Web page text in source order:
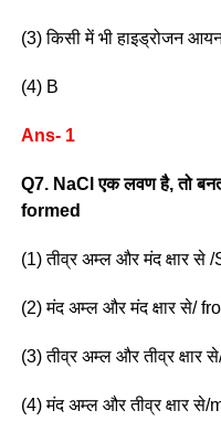
(3) किसी में भी हाइड्रोजन
(4) B
Ans- 1
Q7. NaCl एक लवण है, तो
formed
(1) तीव्र अम्ल और मंद क्षार
(2) मंद अम्ल और मंद क्षार से/
(3) तीव्र अम्ल और तीव्र
(4) मंद अम्ल और तीव्र क्षार